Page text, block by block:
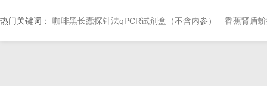
热门关键词： 咖啡黑长蠹探针法qPCR试剂盒（不含内参） 香蕉肾盾